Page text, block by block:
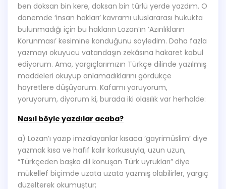
ben doksan bin kere, doksan bin türlü yerde yazdım. O
dönemde ‘insan hakları’ kavramı uluslararası hukukta
bulunmadığı için bu hakların Lozan’ın ‘Azınlıkların
Korunması’ kesimine konduğunu söyledim. Daha fazla
yazmayı okuyucu vatandaşın zekâsına hakaret kabul
ediyorum. Ama, yargıçlarımızın Türkçe dilinde yazılmış
maddeleri okuyup anlamadıklarını gördükçe
hayretlere düşüyorum. Kafamı yoruyorum,
yoruyorum, diyorum ki, burada iki olasılık var herhalde:
Nasıl böyle yazdılar acaba?
a) Lozan’ı yazıp imzalayanlar kısaca ‘gayrimüslim’ diye
yazmak kısa ve hafif kalır korkusuyla, uzun uzun,
“Türkçeden başka dil konuşan Türk uyrukları” diye
mükellef biçimde uzata uzata yazmış olabilirler, yargıç
düzelterek okumuştur;